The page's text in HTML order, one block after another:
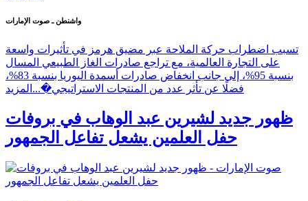
واشنطن ـ صوت الإمارات
تسبب اضطراب حركة الملاحة عبر مضيق هرمز في تأثيرات واسعة
على التجارة العالمية، مع تراجع صادرات الغاز الطبيعي المسال
بنسبة 95%، إلى جانب انخفاض صادرات أسمدة اليوريا بنسبة 83%،
فضلًا عن تأثر عدد من المنتجات الاستراتيجي�... المزيد
ظهور جديد لشيرين عبد الوهاب في بروفات
حفل العلمين يشعل تفاعل الجمهور